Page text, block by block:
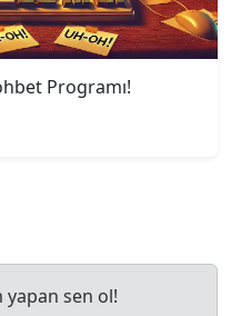
Programı!
sen ol!